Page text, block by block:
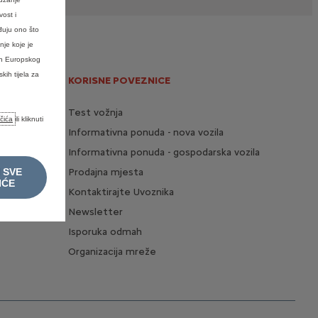
KORISNE POVEZNICE
Test vožnja
Informativna ponuda - nova vozila
Informativna ponuda - gospodarska vozila
Prodajna mjesta
Kontaktirajte Uvoznika
Newsletter
Isporuka odmah
Organizacija mreže
i
ono što
koje je
Europskog
tijela za
ili kliknuti
SVE